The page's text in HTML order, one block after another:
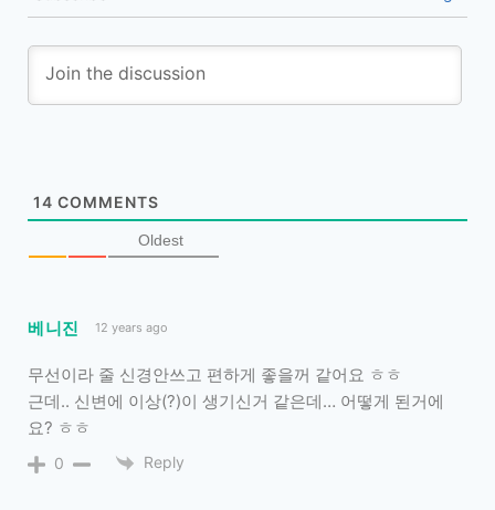
14 COMMENTS
Oldest
베니진 12 years ago
무선이라 줄 신경안쓰고 편하게 좋을꺼 같어요 ㅎㅎ
근데.. 신변에 이상(?)이 생기신거 같은데… 어떻게 된거에
요? ㅎㅎ
0 Reply